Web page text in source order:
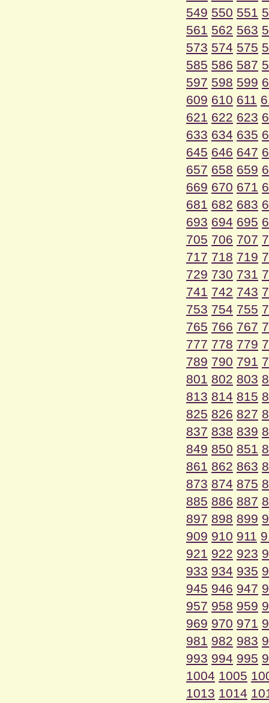
549 550 551
561 562 563
573 574 575
585 586 587
597 598 599
609 610 611
621 622 623
633 634 635
645 646 647
657 658 659
669 670 671
681 682 683
693 694 695
705 706 707
717 718 719
729 730 731
741 742 743
753 754 755
765 766 767
777 778 779
789 790 791
801 802 803
813 814 815
825 826 827
837 838 839
849 850 851
861 862 863
873 874 875
885 886 887
897 898 899
909 910 911
921 922 923
933 934 935
945 946 947
957 958 959
969 970 971
981 982 983
993 994 995
1004 1005
1013 1014